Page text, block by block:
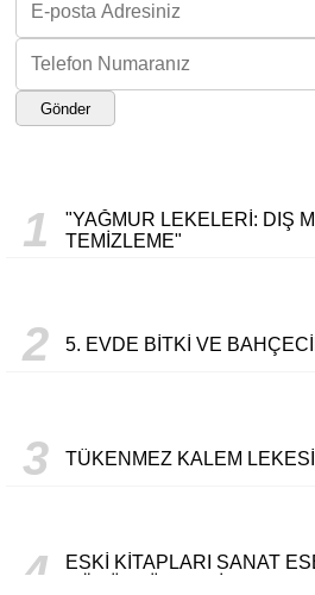
Gönder
1
"YAĞMUR LEKELERI: DIŞ
TEMIZLEME"
2 5. EVDE BITKI VE
3 TÜKENMEZ KALEM
4
ESKI KITAPLARI SANAT